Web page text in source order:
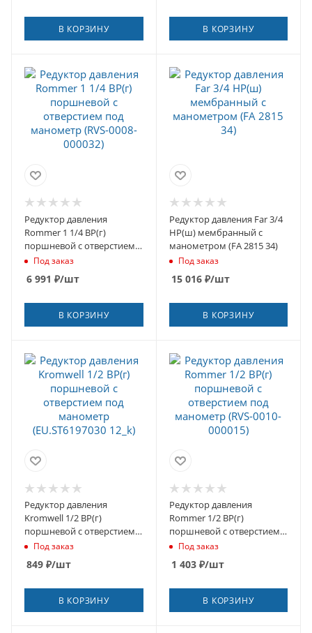
В КОРЗИНУ В КОРЗИНУ
Редуктор давления
Rommer 1 1/4 ВР(г)
поршневой с отверстием
под манометр (RVS-0008-
Под заказ
6 991 ₽/шт
В КОРЗИНУ
Редуктор давления Far 3/4
НР(ш) мембранный с
манометром (FA 2815 34)
Под заказ
15 016₽/шт
В КОРЗИНУ
Редуктор давления
Kromwell 1/2 ВР(г)
поршневой с отверстием
под манометр
(EU.ST6197030 12_k)
Под заказ
849 ₽/шт
В КОРЗИНУ
Редуктор давления
Rommer 1/2 ВР(г)
поршневой с отверстием
под манометр (RVS-0010-
000015)
Под заказ
1 403₽/шт
В КОРЗИНУ